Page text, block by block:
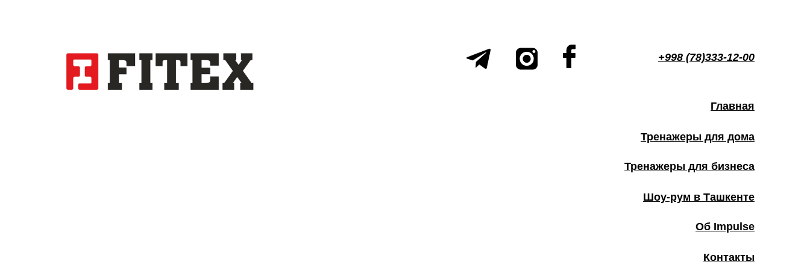
+998 (78)333-12-00
Главная
Тренажеры для дома
Тренажеры для бизнеса
Шоу-рум в Ташкенте
Об Impulse
Контакты